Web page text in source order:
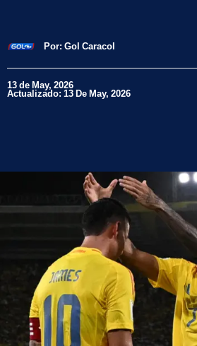
Por: Gol Caracol
13 de May, 2026
Actualizado: 13 De May, 2026